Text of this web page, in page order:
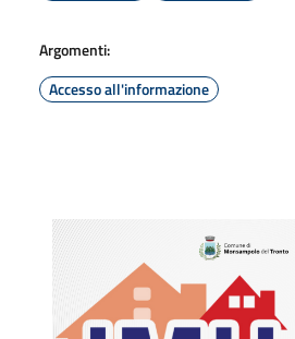
Argomenti:
Accesso all'informazione